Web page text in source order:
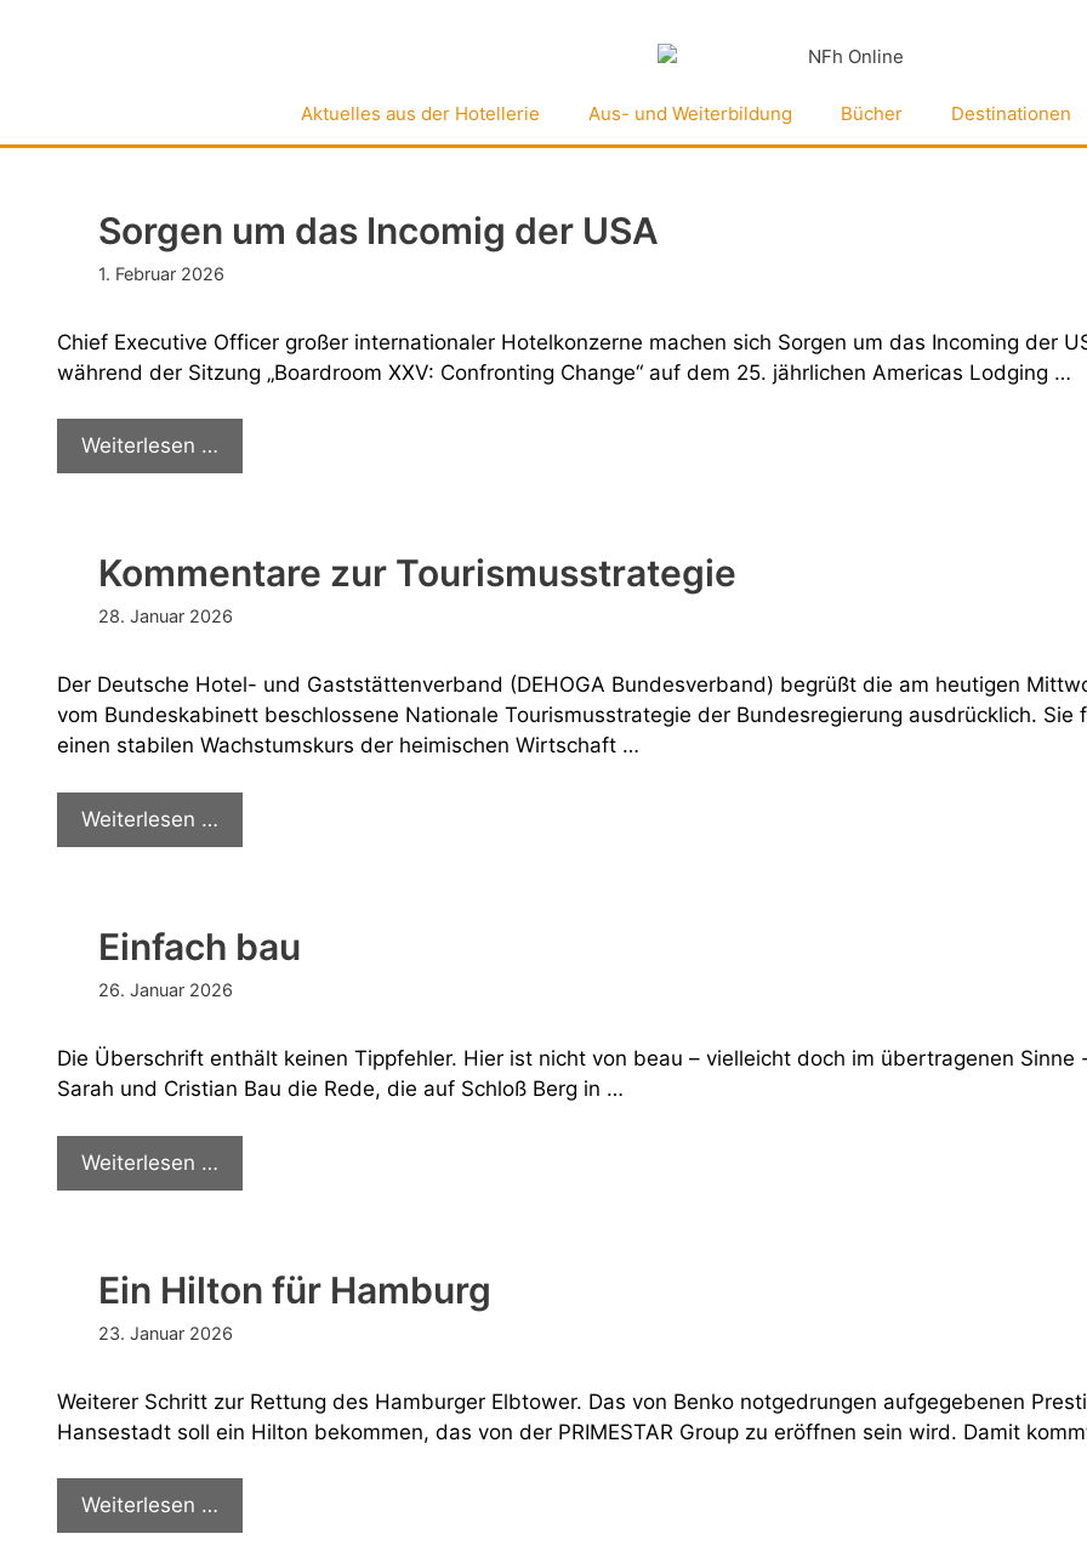
Aktuelles aus der Hotellerie Aus- und Weiterbildung Bücher Destinationen
Sorgen um das Incomig der USA
1. Februar 2026
Chief Executive Officer großer internationaler Hotelkonzerne machen sich Sorgen um das Incoming der
während der Sitzung „Boardroom XXV: Confronting Change“ auf dem 25. jährlichen Americas Lodging …
Weiterlesen …
um
der
Kommentare zur Tourismusstrategie
28. Januar 2026
Der Deutsche Hotel- und Gaststättenverband (DEHOGA Bundesverband) begrüßt die am heutigen
vom Bundeskabinett beschlossene Nationale Tourismusstrategie der Bundesregierung ausdrücklich. Sie
einen stabilen Wachstumskurs der heimischen Wirtschaft …
Weiterlesen …
zur
Einfach bau
26. Januar 2026
Die Überschrift enthält keinen Tippfehler. Hier ist nicht von beau – vielleicht doch im übertragenen Sinne
Sarah und Cristian Bau die Rede, die auf Schloß Berg in …
Weiterlesen …
bau
Ein Hilton für Hamburg
23. Januar 2026
Weiterer Schritt zur Rettung des Hamburger Elbtower. Das von Benko notgedrungen aufgegebenen
Hansestadt soll ein Hilton bekommen, das von der PRIMESTAR Group zu eröffnen sein wird. Damit
Weiterlesen …
Hilton